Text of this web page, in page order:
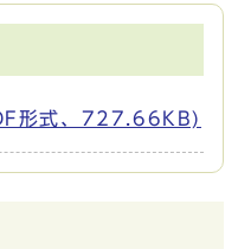
形式、727.66KB)